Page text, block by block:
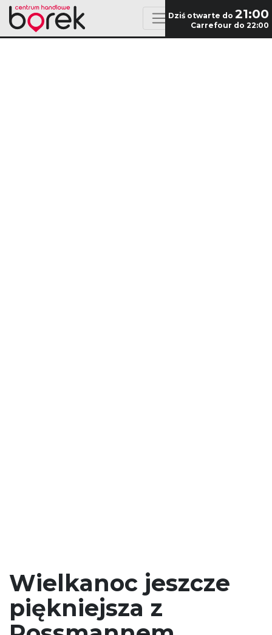
Dziś otwarte do 21:00
Carrefour do 22:00
Wielkanoc jeszcze
piękniejsza z